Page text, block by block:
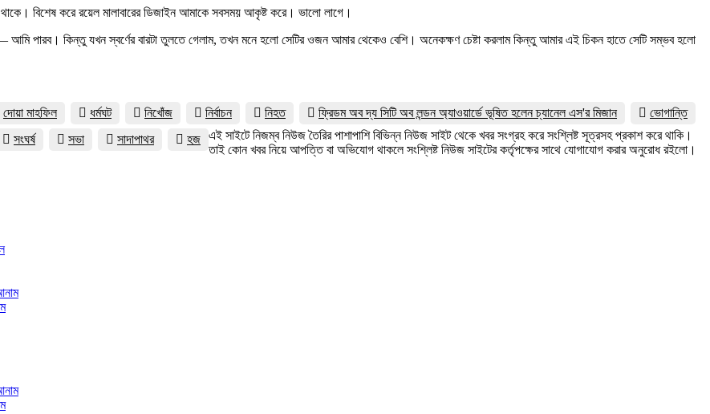
থাকে। বিশেষ করে রয়েল মালাবারের ডিজাইন আমাকে সবসময় আকৃষ্ট করে। ভালো লাগে।
আমি পারব। কিন্তু যখন স্বর্ণের বারটা তুলতে গেলাম, তখন মনে হলো সেটির ওজন আমার থেকেও বেশি। অনেকক্ষণ চেষ্টা করলাম কিন্তু আমার এই চিকন হাতে সেটি সম্ভব হলো
দোয়া মাহফিল ধর্মঘট নিখোঁজ নির্বাচন নিহত ফ্রিডম অব দ্য সিটি অব লন্ডন অ্যাওয়ার্ডে ভূষিত হলেন চ্যানেল এস'র মিজান
ভোগান্তি
সংঘর্ষ সভা সাদাপাথর হজ এই সাইটে নিজম্ব নিউজ তৈরির পাশাপাশি বিভিন্ন নিউজ সাইট থেকে খবর সংগ্রহ করে সংশ্লিষ্ট সূত্রসহ প্রকাশ করে থাকি।
তাই কোন খবর নিয়ে আপত্তি বা অভিযোগ থাকলে সংশ্লিষ্ট নিউজ সাইটের কর্তৃপক্ষের সাথে যোগাযোগ করার অনুরোধ রইলো।